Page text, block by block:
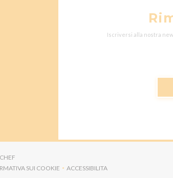
Iscriversi alla nostra
SUI COOKIE
((APRE UNA NUOVA FINESTRA))
ACCESSIBILITA
((APRE UNA NUOVA FINESTRA))